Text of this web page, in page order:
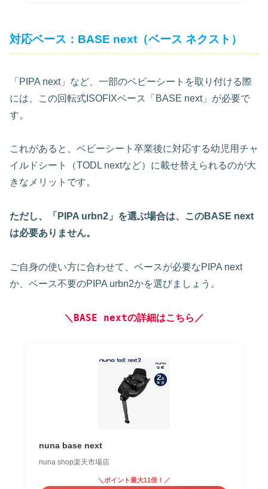
対応ベース：BASE next（ベース ネクスト）
「PIPA next」など、一部のベビーシートを取り付ける際
には、この回転式ISOFIXベース「BASE next」が必要で
す。
これがあると、ベビーシート卒業後に対応する幼児用チャ
イルドシート（TODL nextなど）に載せ替えられるのが大
きなメリットです。
ただし、「PIPA urbn2」を選ぶ場合は、このBASE next
は必要ありません。
ご自身の使い方に合わせて、ベースが必要なPIPA next
か、ベース不要のPIPA urbn2かを選びましょう。
＼ BASE nextの詳細はこちら／
nuna base next
nuna shop楽天市場店
＼ポイント最大11倍！／